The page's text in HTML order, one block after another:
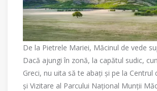
De la Pietrele Mariei, Măcinul de vede
Dacă ajungi în zonă, la capătul sudic,
Greci, nu uita să te abați și pe la Centrul
și Vizitare al Parcului Național Munții